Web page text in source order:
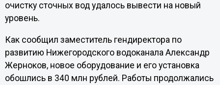
очистку сточных вод удалось вывести на новый
уровень.
Как сообщил заместитель гендиректора по
развитию Нижегородского водоканала Александр
Жерноков, новое оборудование и его установка
обошлись в 340 млн рублей. Работы продолжались